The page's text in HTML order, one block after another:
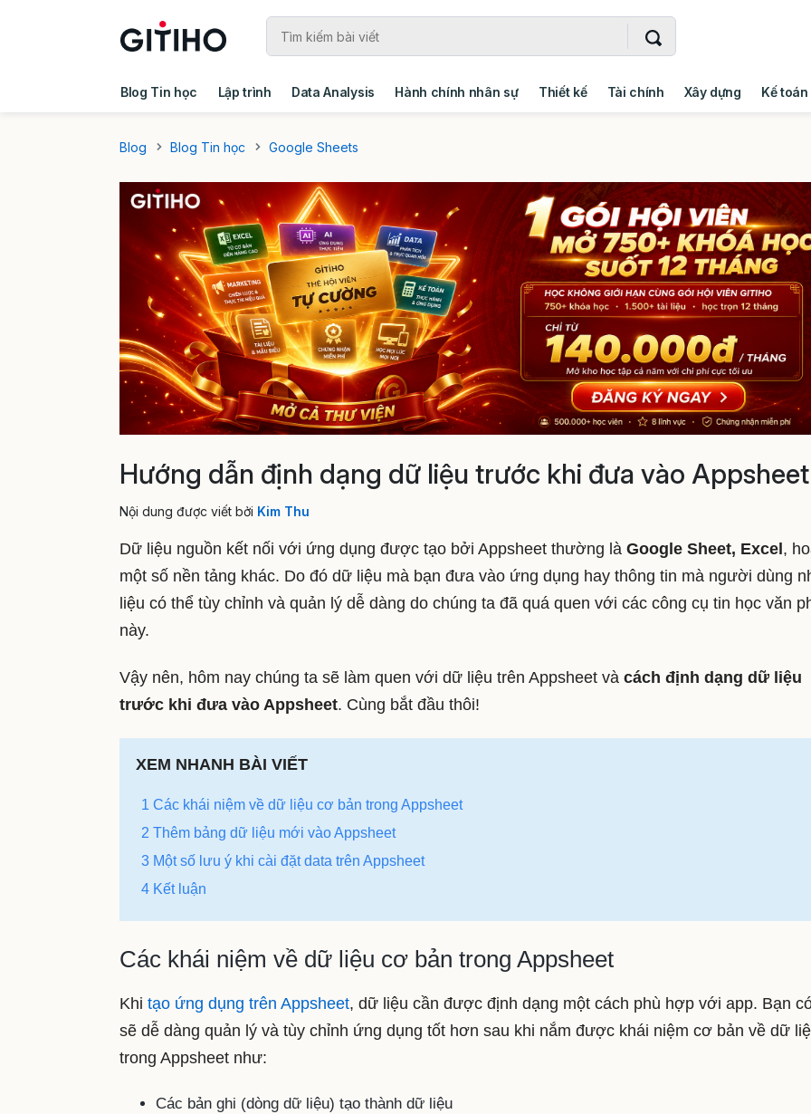
Blog Tin học Lập trình Data Analysis Hành chính nhân sự Thiết kế Tài chính Xây dựng Kế toán
Blog
Blog Tin học Google Sheets
Hướng dẫn định dạng dữ liệu trước khi đưa vào Appsheet
Nội dung được viết bởi Kim Thu
Dữ liệu nguồn kết nối với ứng dụng được tạo bởi Appsheet thường là Google Sheet, Excel ,
một số nền tảng khác. Do đó dữ liệu mà bạn đưa vào ứng dụng hay thông tin mà người dùng
liệu có thể tùy chỉnh và quản lý dễ dàng do chúng ta đã quá quen với các công cụ tin học văn
này.
Vậy nên, hôm nay chúng ta sẽ làm quen với dữ liệu trên Appsheet và cách định dạng dữ liệu
trước khi đưa vào Appsheet. Cùng bắt đầu thôi!
XEM NHANH BÀI VIẾT
1 Các khái niệm về dữ liệu cơ bản trong Appsheet
2 Thêm bảng dữ liệu mới vào Appsheet
3 Một số lưu ý khi cài đặt data trên Appsheet
4 Kết luận
Các khái niệm về dữ liệu cơ bản trong Appsheet
Khi tạo ứng dụng trên Appsheet, dữ liệu cần được định dạng một cách phù hợp với app. Bạn
sẽ dễ dàng quản lý và tùy chỉnh ứng dụng tốt hơn sau khi nắm được khái niệm cơ bản về dữ
trong Appsheet như:
Các bản ghi (dòng dữ liệu) tạo thành dữ liệu